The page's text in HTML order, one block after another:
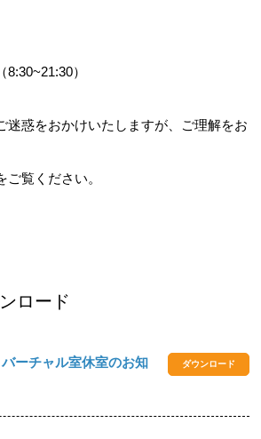
）
迷惑をおかけいたしますが、ご理解をお
覧ください。
ロード
ーチャル室休室のお知
ダウンロード